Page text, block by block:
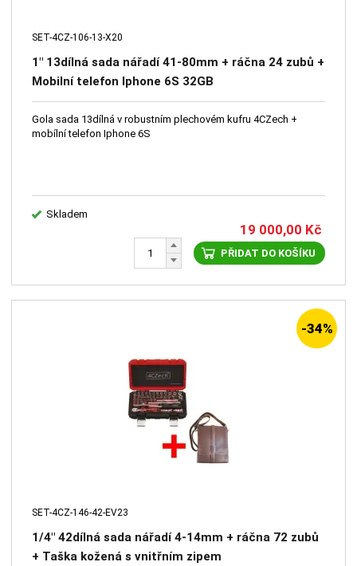
SET-4CZ-106-13-X20
1" 13dílná sada nářadí 41-80mm + ráčna 24 zubů +
Mobilní telefon Iphone 6S 32GB
Gola sada 13dílná v robustním plechovém kufru 4CZech +
mobílní telefon Iphone 6S
Skladem
19 000,00 Kč
PŘIDAT DO KOŠÍKU
-34%
SET-4CZ-146-42-EV23
1/4" 42dílná sada nářadí 4-14mm + ráčna 72 zubů
+ Taška kožená s vnitřním zipem